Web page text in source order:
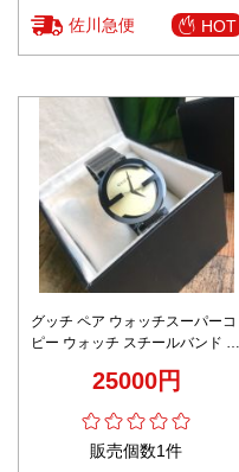
佐川急便 HOT
グッチ ペア ウォッチスーパーコ
ピー ウォッチ スチールバンド う
計 メンズ シルバー
25000円
販売個数1件